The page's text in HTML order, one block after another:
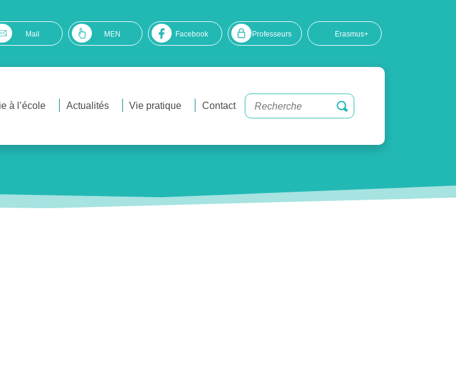
Mail MEN Facebook Professeurs Erasmus+
à l’école Actualités Vie pratique Contact